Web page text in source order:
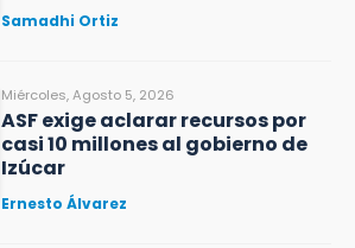
Samadhi Ortiz
Miércoles, Agosto 5, 2026
ASF exige aclarar recursos por
casi 10 millones al gobierno de
Izúcar
Ernesto Álvarez